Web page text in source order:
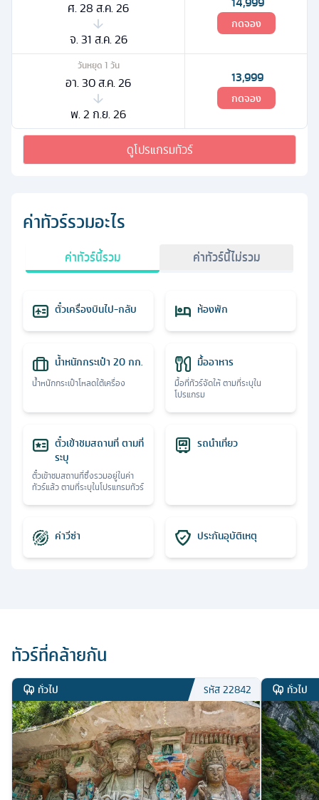
ศ. 28 ส.ค. 26
จ. 31 ส.ค. 26
กดจอง
วันหยุด 1 วัน
อา. 30 ส.ค. 26
พ. 2 ก.ย. 26
13,999
กดจอง
ดูโปรแกรมทัวร์
ค่าทัวร์รวมอะไร
ค่าทัวร์นี้รวม ค่าทัวร์นี้ไม่รวม
ตั๋วเครื่องบินไป-กลับ ห้องพัก
น้ำหนักกระเป๋า 20 กก.
น้ำหนักกระเป๋าโหลดใต้เครื่อง
มื้ออาหาร
มื้อที่ทัวร์จัดให้ ตามที่ระบุใน
โปรแกรม
ตั๋วเข้าชมสถานที่ ตามที่
ระบุ
ตั๋วเข้าชมสถานที่ซึ่งรวมอยู่ในค่า
ทัวร์แล้ว ตามที่ระบุในโปรแกรมทัวร์
รถนำเที่ยว
ค่าวีซ่า ประกันอุบัติเหตุ
ทัวร์ที่คล้ายกัน
ทั่วไป รหัส22842 ทั่วไป